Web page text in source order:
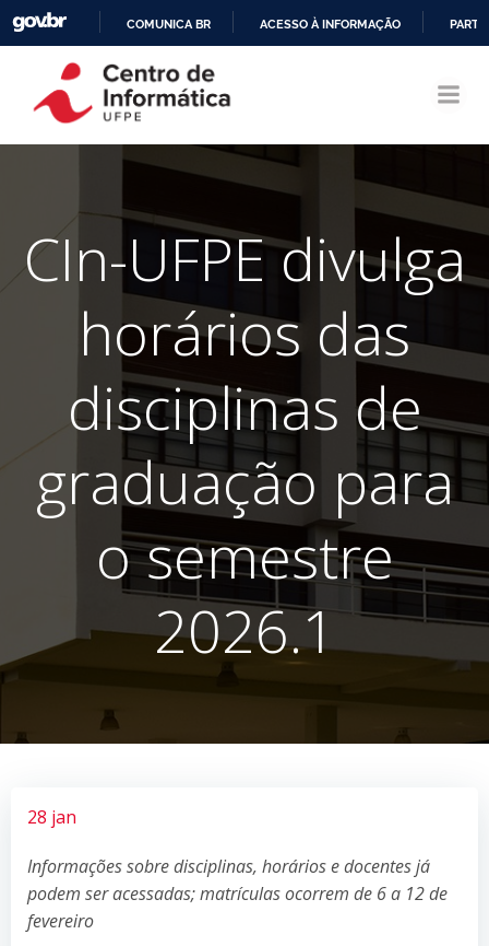
CONTEÚDO
COMUNICA BR ACESSO À INFORMAÇÃO
CIn-UFPE divulga
horários das
disciplinas de
graduação para
o semestre
2026.1
28 jan
Informações sobre disciplinas, horários e docentes já
podem ser acessadas; matrículas ocorrem de 6 a 12 de
fevereiro